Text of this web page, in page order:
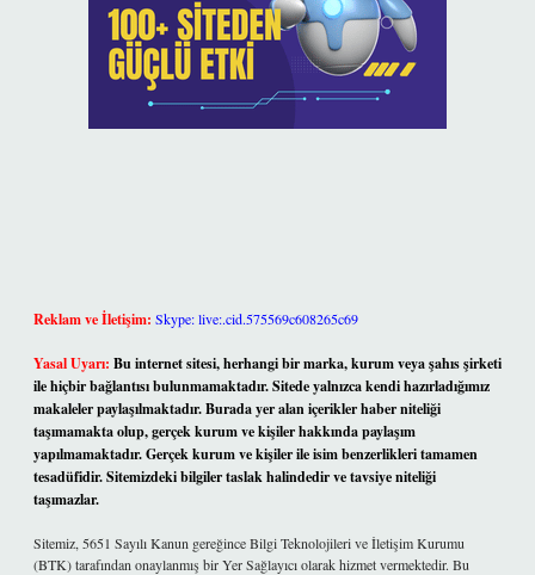
Reklam ve İletişim: Skype: live:.cid.575569c608265c69
Yasal Uyarı: Bu internet sitesi, herhangi bir marka, kurum veya şahıs şirketi
ile hiçbir bağlantısı bulunmamaktadır. Sitede yalnızca kendi hazırladığımız
makaleler paylaşılmaktadır. Burada yer alan içerikler haber niteliği
taşımamakta olup, gerçek kurum ve kişiler hakkında paylaşım
yapılmamaktadır. Gerçek kurum ve kişiler ile isim benzerlikleri tamamen
tesadüfidir. Sitemizdeki bilgiler taslak halindedir ve tavsiye niteliği
taşımazlar.
Sitemiz, 5651 Sayılı Kanun gereğince Bilgi Teknolojileri ve İletişim Kurumu
(BTK) tarafından onaylanmış bir Yer Sağlayıcı olarak hizmet vermektedir. Bu